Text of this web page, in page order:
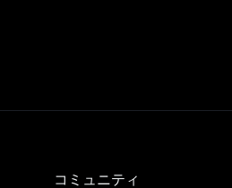
コミュニティ